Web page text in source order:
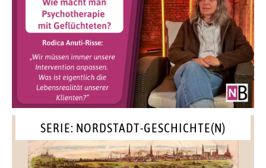
SERIE: NORDSTADT-GESCHICHTE(N)